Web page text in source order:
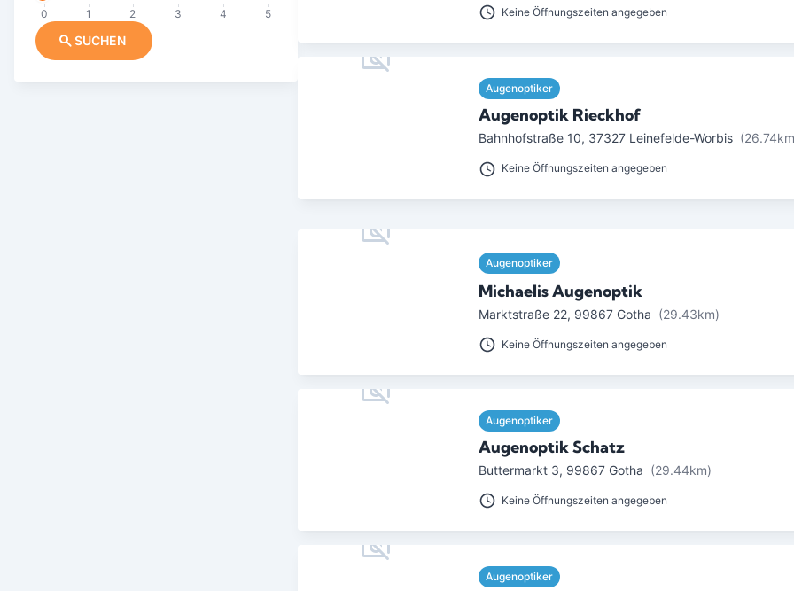
0 1 2 3 4 5
SUCHEN
Keine Öffnungszeiten angegeben
Augenoptiker
Augenoptik Rieckhof
Bahnhofstraße 10, 37327 Leinefelde-Worbis
Keine Öffnungszeiten angegeben
Augenoptiker
Michaelis Augenoptik
Marktstraße 22, 99867 Gotha (29.43km)
Keine Öffnungszeiten angegeben
Augenoptiker
Augenoptik Schatz
Buttermarkt 3, 99867 Gotha (29.44km)
Keine Öffnungszeiten angegeben
Augenoptiker